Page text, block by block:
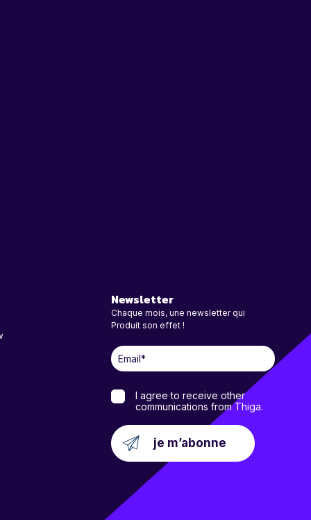
Newsletter
Chaque mois, une newsletter qui
Produit son effet !
I agree to receive other
communications from Thiga.